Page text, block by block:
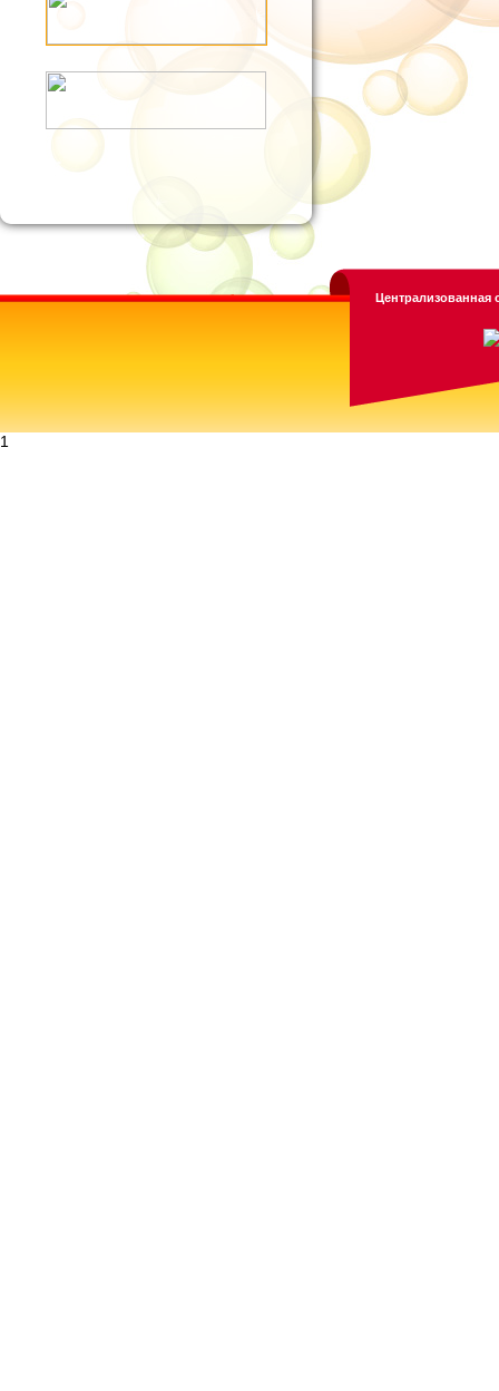
Централизованная
1